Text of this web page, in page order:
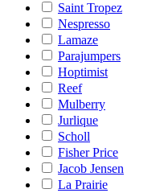
Saint Tropez
Nespresso
Lamaze
Parajumpers
Hoptimist
Reef
Mulberry
Jurlique
Scholl
Fisher Price
Jacob Jensen
La Prairie